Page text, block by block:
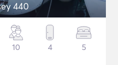
440
10 4 5